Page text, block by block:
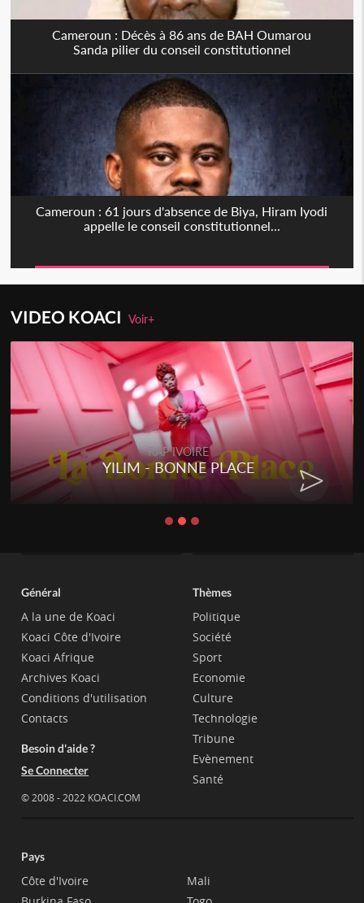
Cameroun : Décès à 86 ans de BAH Oumarou
Sanda pilier du conseil constitutionnel
Cameroun : 61 jours d'absence de Biya, Hiram Iyodi
appelle le conseil constitutionnel...
VIDEO KOACIVoir+
RAP IVOIRE
YILIM - BONNE PLACE
Général
A la une de Koaci
Koaci Côte d'Ivoire
Koaci Afrique
Archives Koaci
Conditions d'utilisation
Contacts
Besoin d'aide ?
Se Connecter
© 2008 - 2022 KOACI.COM
Thèmes
Politique
Société
Sport
Economie
Culture
Technologie
Tribune
Evènement
Santé
Pays
Côte d'Ivoire
Mali